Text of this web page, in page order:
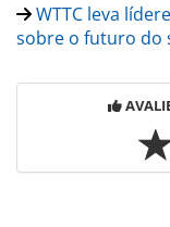
WTTC leva
sobre o futuro do